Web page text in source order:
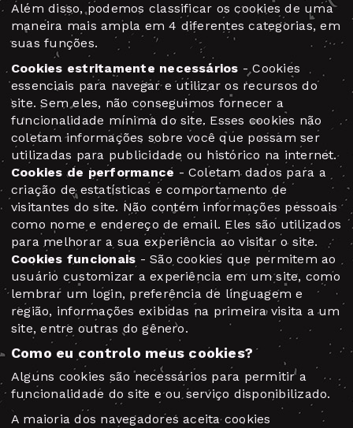
Além disso, podemos classificar os cookies de uma
maneira mais ampla em 4 diferentes categorias, em
suas funções.
Cookies estritamente necessários - Cookies
essenciais para navegar e utilizar os recursos do
site. Sem eles, não conseguimos fornecer a
funcionalidade mínima do site. Esses cookies não
coletam informações sobre você que possam ser
utilizadas para publicidade ou histórico na internet.
Cookies de performance - Coletam dados para a
criação de estatísticas e comportamento de
visitantes do site. Não contém informações pessoais
como nome e endereço de email. Eles são utilizados
para melhorar a sua experiência ao visitar o site.
Cookies funcionais - São cookies que permitem ao
usuário customizar a experiência em um site, como
lembrar um login, preferência de linguagem e
região, informações exibidas na primeira visita a um
site, entre outras do gênero.
Como eu controlo meus cookies?
Alguns cookies são necessários para permitir a
funcionalidade do site e ou serviço disponibilizado.
A maioria dos navegadores aceita cookies